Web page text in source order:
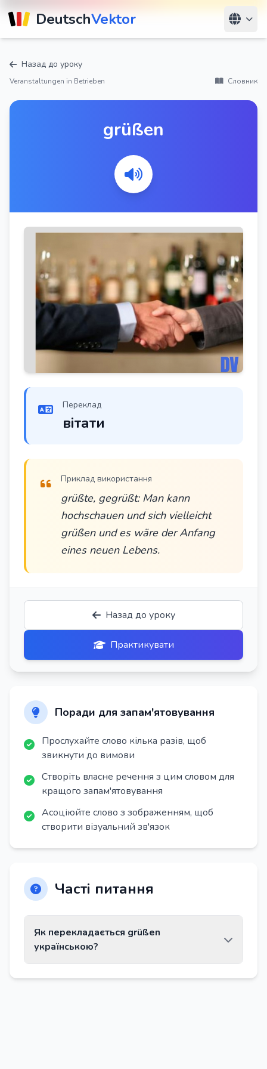
DeutschVektor
Назад до уроку
Veranstaltungen in Betrieben Словник
grüßen
Переклад
вітати
Приклад використання
grüßte, gegrüßt: Man kann
hochschauen und sich vielleicht
grüßen und es wäre der Anfang
eines neuen Lebens.
Назад до уроку
Практикувати
Поради для запам'ятовування
Прослухайте слово кілька разів, щоб
звикнути до вимови
Створіть власне речення з цим словом для
кращого запам'ятовування
Асоціюйте слово з зображенням, щоб
створити візуальний зв'язок
Часті питання
Як перекладається grüßen
українською?
Слово grüßen перекладається як «вітати».